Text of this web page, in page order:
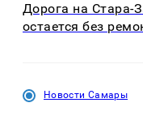
Дорога на Стара-
остается без
Новости Самары